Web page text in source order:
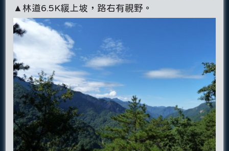
▲林道6.5K緩上坡，路右有視野。